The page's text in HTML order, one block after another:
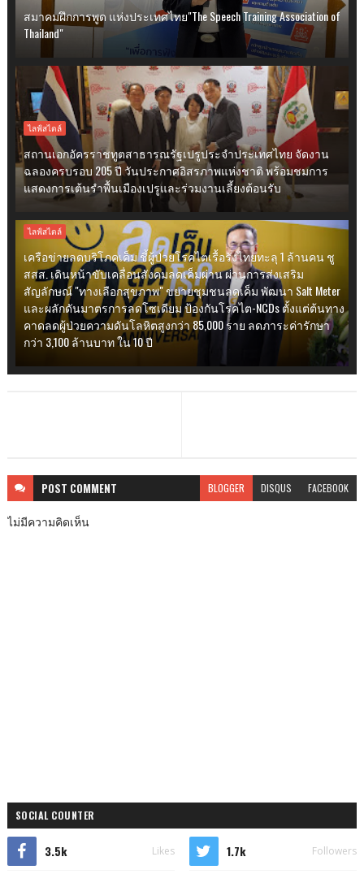
สมาคมฝึกการพูด แห่งประเทศไทย"The Speech Training Association of
Thailand"
ไลฟ์สไตล์
สถานเอกอัครราชทูตสาธารณรัฐเปรูประจำประเทศไทย จัดงาน
ฉลองครบรอบ 205 ปี วันประกาศอิสรภาพแห่งชาติ พร้อมชมการ
แสดงการเต้นรำพื้นเมืองเปรูและร่วมงานเลี้ยงต้อนรับ
ไลฟ์สไตล์
เครือข่ายลดบริโภคเค็ม ชี้ผู้ป่วยโรคไตเรื้อรังไทยทะลุ 1 ล้านคน ชู
สสส. เดินหน้าขับเคลื่อนสังคมลดเค็มผ่าน ผ่านการส่งเสริม
สัญลักษณ์ "ทางเลือกสุขภาพ" ขยายชุมชนลดเค็ม พัฒนา Salt Meter
และผลักดันมาตรการลดโซเดียม ป้องกันโรคไต-NCDs ตั้งแต่ต้นทาง
คาดลดผู้ป่วยความดันโลหิตสูงกว่า 85,000 ราย ลดภาระค่ารักษา
กว่า 3,100 ล้านบาท ใน 10 ปี
POST COMMENT BLOGGER DISQUS FACEBOOK
ไม่มีความคิดเห็น
SOCIAL COUNTER
3.5k Likes 1.7k Followers